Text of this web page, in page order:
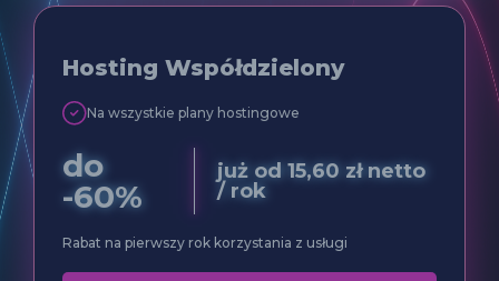
Hosting Współdzielony
Na wszystkie plany hostingowe
do
-60%
już od15,60 złnetto
/ rok
Rabat na pierwszy rok korzystania z usługi